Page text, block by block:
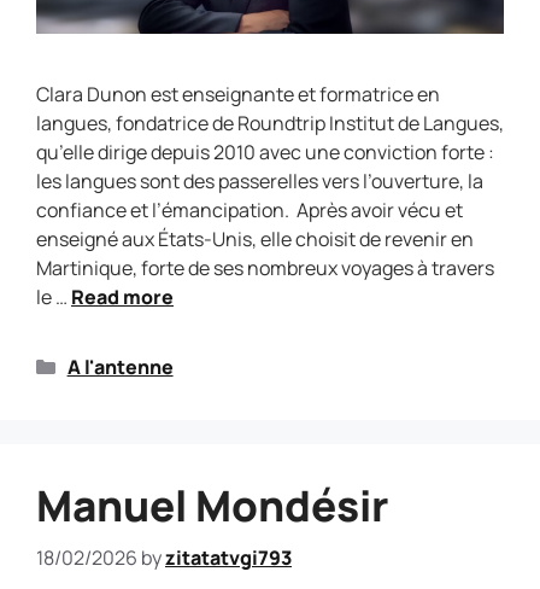
Clara Dunon est enseignante et formatrice en
langues, fondatrice de Roundtrip Institut de Langues,
qu’elle dirige depuis 2010 avec une conviction forte :
les langues sont des passerelles vers l’ouverture, la
confiance et l’émancipation. Après avoir vécu et
enseigné aux États-Unis, elle choisit de revenir en
Martinique, forte de ses nombreux voyages à travers
le … Read more
A l'antenne
Manuel Mondésir
18/02/2026 byzitatatvgi793